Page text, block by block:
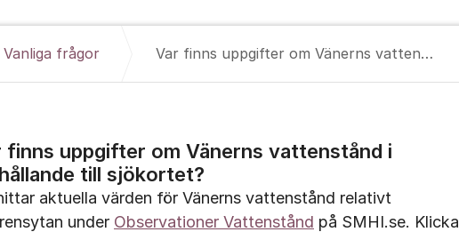
Vanliga frågor Var finns uppgifter om Vänerns vattenstånd i förhållande till sjökortet?
finns uppgifter om Vänerns vattenstånd i
till sjökortet?
aktuella värden för Vänerns vattenstånd relativt
under Observationer Vattenstånd på SMHI.se. Klicka